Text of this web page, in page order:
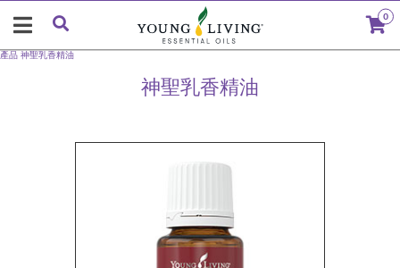
0
神聖乳香精油
產品 神聖乳香精油